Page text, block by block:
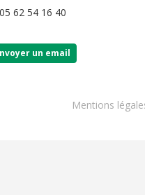
62 54 16 40
un email
Mentions